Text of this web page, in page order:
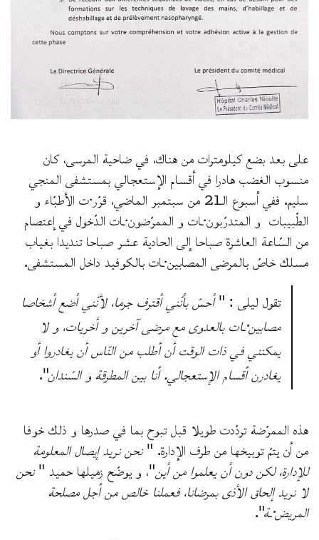
على بعد بضع كيلومترات من هناك، في ضاحية المرسى، كان
منسوب الغضب هادرا في أقسام الإستعجالي بمستشفى المنجي
سليم. ففي أسبوع الـ21 من سبتمبر الماضي، قرّر·ت الأطبّاء و
الطّبيبات و المتدرّبون·ـات و الممرّضون·ـات الدّخول في إعتصام
من السّاعة العاشرة صباحا إلى الحادية عشر صباحا تنديدا بغياب
مسلك خاصّ بالمرضى المصابين·ـات بالكوفيد داخل المستشفى.
تقول ليلى : "أحسّ بأنّني أقترف جرما، لأنّني أضع أشخاصا
مصابين·ـات بالعدوى مع مرضى آخرين و أخريات، و لا
يمكنني في ذات الوقت أن أطلب من النّاس أن يغادروا أو
يغادرن أقسام الإستعجالي. أنا بين المطرقة و السّندان".
هذه الممرّضة تردّدت طويلا قبل تبوح بما في صدرها و ذلك خوفا
من أن يتمّ توبيخها من طرف الإدارة. "نحن نريد إيصال المعلومة
للإدارة، لكن دون أن يعلموا من أين"، و يوضّح زميلها حميد "نحن
لا نريد إلحاق الأذى بمرضانا، فعملنا خالص من أجل مصلحة
المريض·ـة".